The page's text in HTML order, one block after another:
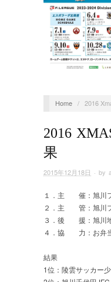
Home / 2016
2016
果
2015年12月18日 · by
１．主 催：旭川
２．主 管：旭川
３．後 援：旭川
４．協 力：お弁
結果
1位：陵雲サッカー